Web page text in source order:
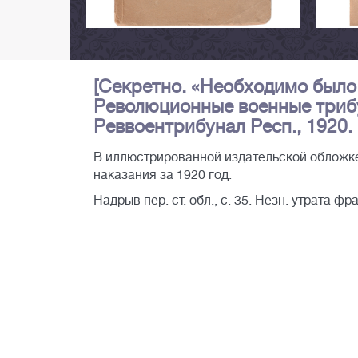
[Секретно. «Необходимо
Революционные военные
Реввоентрибунал Респ.,
В иллюстрированной издательской
наказания за 1920 год.
Надрыв пер. ст. обл., с. 35. Незн. утрата